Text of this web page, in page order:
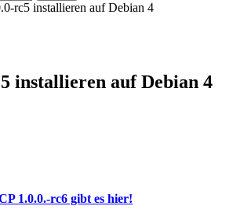
rc5 installieren auf Debian 4
installieren auf Debian 4
1.0.0.-rc6 gibt es hier!